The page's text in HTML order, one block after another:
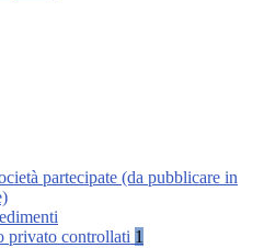
partecipate (da pubblicare in
privato controllati 1